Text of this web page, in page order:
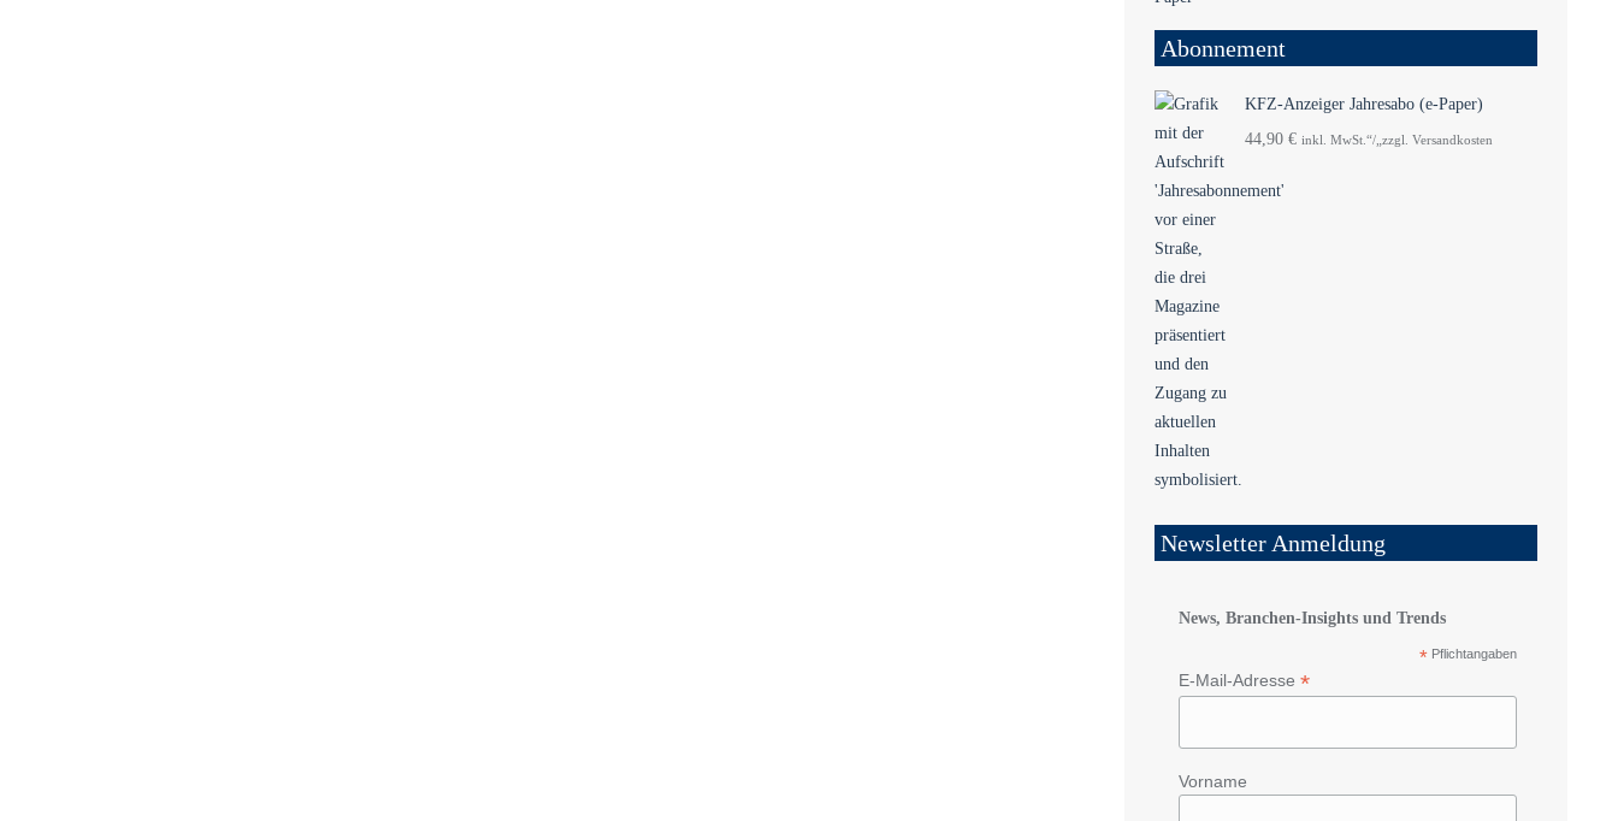
Abonnement
KFZ-Anzeiger Jahresabo (e-Paper)
44,90 € inkl. MwSt.“/„zzgl. Versandkosten
Newsletter Anmeldung
News, Branchen-Insights und Trends
* Pflichtangaben
E-Mail-Adresse *
Vorname